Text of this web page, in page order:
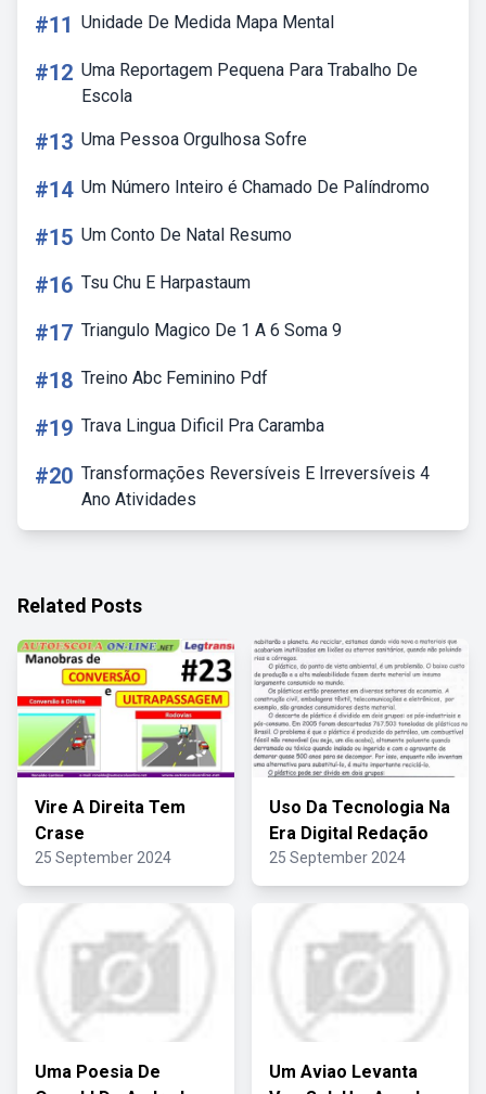
#11 Unidade De Medida Mapa Mental
#12 Uma Reportagem Pequena Para Trabalho De
Escola
#13 Uma Pessoa Orgulhosa Sofre
#14 Um Número Inteiro é Chamado De Palíndromo
#15 Um Conto De Natal Resumo
#16 Tsu Chu E Harpastaum
#17 Triangulo Magico De 1 A 6 Soma 9
#18 Treino Abc Feminino Pdf
#19 Trava Lingua Dificil Pra Caramba
#20 Transformações Reversíveis E Irreversíveis 4
Ano Atividades
Related Posts
Vire A Direita Tem
Crase
25 September 2024
Uso Da Tecnologia Na
Era Digital Redação
25 September 2024
Uma Poesia De
Um Aviao Levanta